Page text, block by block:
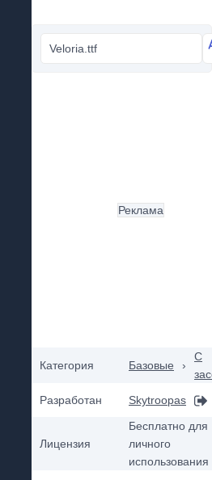
Veloria.ttf
Категория Базовые ›
С
Разработан
Skytroopas
Лицензия
Бесплатно для
личного
использования
Реклама